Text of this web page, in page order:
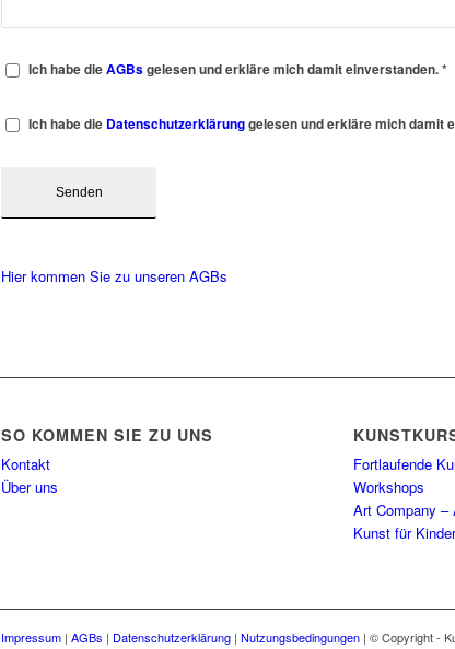
Ich habe dieAGBsgelesen und erkläre mich damit einverstanden.*
Ich habe die Datenschutzerklärunggelesen und erkläre mich damit
Hier kommen Sie zu unseren AGBs
SO KOMMEN SIE ZU UNS
Kontakt
Über uns
Fortlaufende
Workshops
Art Company –
Kunst für Kinder
Impressum | AGBs | Datenschutzerklärung | Nutzungsbedingungen | © Copyright -